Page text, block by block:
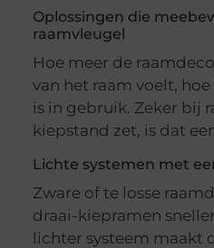
Oplossingen die
raamvleugel
Hoe meer de
van het raam voelt,
is in gebruik. Zeker bij
kiepstand zet, is dat
Lichte systemen met
Zware of te losse
draai-kiepramen
lichter systeem maakt